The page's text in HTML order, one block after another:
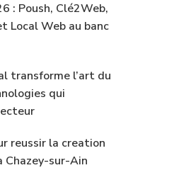
: Poush, Clé2Web,
Local Web au banc
transforme l’art du
qui
reussir la creation
Chazey-sur-Ain